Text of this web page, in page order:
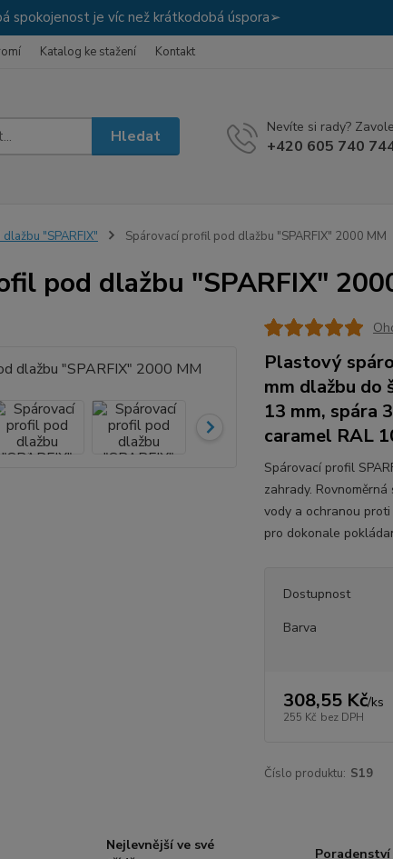
spokojenost je víc než krátkodobá úspora➢
Katalog ke stažení Kontakt
Hledat Nevíte si rady?
+420 605 740
"SPARFIX" Spárovací profil pod dlažbu "SPARFIX" 2000 MM
pod dlažbu "SPARFIX"
Plastový
mm dlažbu do
13 mm, spára
caramel RAL
Spárovací profil
zahrady.
vody a ochranou
pro dokonale
Dostupnost
Barva
308,55 Kč/ks
255 Kč bez DPH
Číslo produktu: S19
Nejlevnější ve své
Poradenství